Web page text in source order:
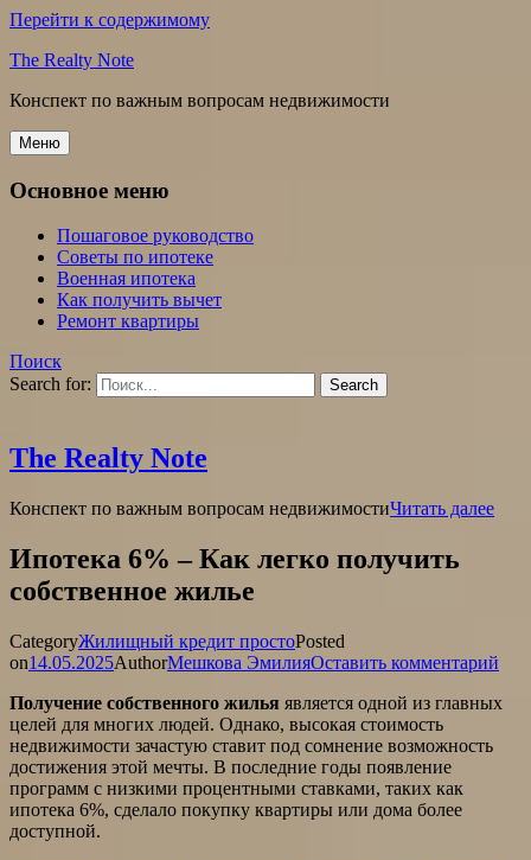
Перейти к содержимому
The Realty Note
Конспект по важным вопросам недвижимости
Меню
Основное меню
Пошаговое руководство
Советы по ипотеке
Военная ипотека
Как получить вычет
Ремонт квартиры
Поиск
Search for:
The Realty Note
Конспект по важным вопросам недвижимостиЧитать далее
Ипотека 6% – Как легко получить
собственное жилье
CategoryЖилищный кредит простоPosted
on14.05.2025AuthorМешкова ЭмилияОставить комментарий
Получение собственного жилья является одной из главных
целей для многих людей. Однако, высокая стоимость
недвижимости зачастую ставит под сомнение возможность
достижения этой мечты. В последние годы появление
программ с низкими процентными ставками, таких как
ипотека 6%, сделало покупку квартиры или дома более
доступной.